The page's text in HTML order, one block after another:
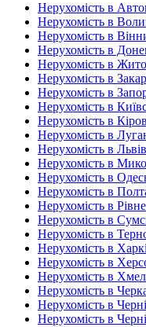
Нерухомість в
Нерухомість в
Нерухомість в
Нерухомість в
Нерухомість в
Нерухомість в
Нерухомість в
Нерухомість в
Нерухомість в
Нерухомість в
Нерухомість в
Нерухомість в
Нерухомість в
Нерухомість в
Нерухомість в
Нерухомість в
Нерухомість в
Нерухомість в
Нерухомість в
Нерухомість в
Нерухомість в
Нерухомість в
Нерухомість в